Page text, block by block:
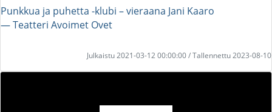
Punkkua ja puhetta -klubi – vieraana Jani Kaaro
― Teatteri Avoimet Ovet
Julkaistu 2021-03-12 00:00:00 / Tallennettu 2023-08-10